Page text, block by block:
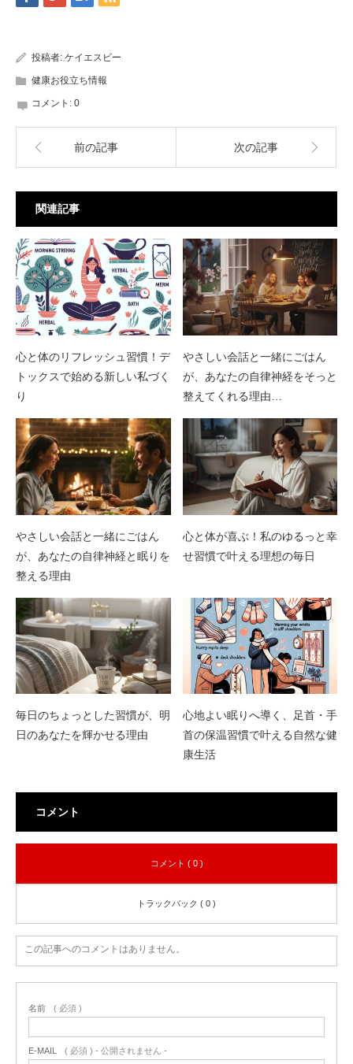
投稿者: ケイエスビー
健康お役立ち情報
コメント: 0
前の記事 次の記事
関連記事
心と体のリフレッシュ習慣！デ
トックスで始める新しい私づく
り
やさしい会話と一緒にごはん
が、あなたの自律神経をそっと
整えてくれる理由…
やさしい会話と一緒にごはん
が、あなたの自律神経と眠りを
整える理由
心と体が喜ぶ！私のゆるっと幸
せ習慣で叶える理想の毎日
毎日のちょっとした習慣が、明
日のあなたを輝かせる理由
心地よい眠りへ導く、足首・手
首の保温習慣で叶える自然な健
康生活
コメント
コメント ( 0 )
トラックバック ( 0 )
この記事へのコメントはありません。
名前 ( 必須 )
E-MAIL ( 必須 ) - 公開されません -